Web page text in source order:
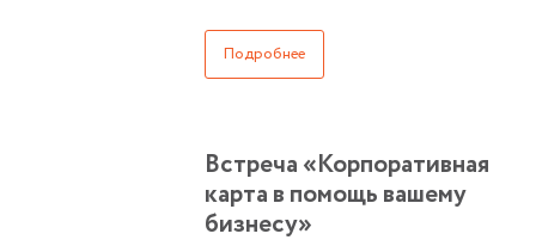
Подробнее
Встреча «Корпоративная
карта в помощь вашему
бизнесу»